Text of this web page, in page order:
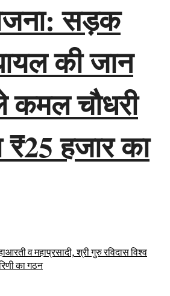
सड़क
की जान
कमल चौधरी
₹25 हजार का